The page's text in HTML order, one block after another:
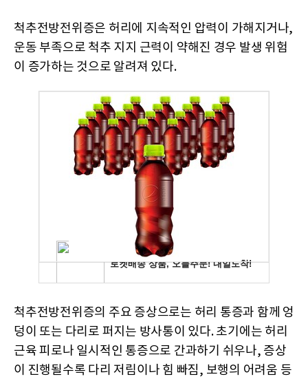
척추전방전위증은 허리에 지속적인 압력이 가해지거나,
운동 부족으로 척추 지지 근력이 약해진 경우 발생 위험
이 증가하는 것으로 알려져 있다.
척추전방전위증의 주요 증상으로는 허리 통증과 함께 엉
덩이 또는 다리로 퍼지는 방사통이 있다. 초기에는 허리
근육 피로나 일시적인 통증으로 간과하기 쉬우나, 증상
이 진행될수록 다리 저림이나 힘 빠짐, 보행의 어려움 등